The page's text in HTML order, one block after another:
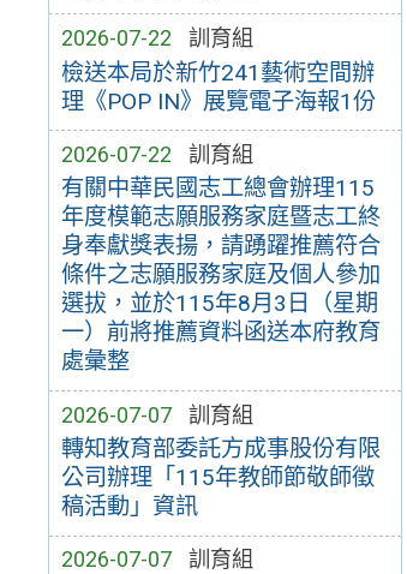
2026-07-22 訓育組
檢送本局於新竹241藝術空間辦
理《POP IN》展覽電子海報1份
2026-07-22 訓育組
有關中華民國志工總會辦理115
年度模範志願服務家庭暨志工終
身奉獻獎表揚，請踴躍推薦符合
條件之志願服務家庭及個人參加
選拔，並於115年8月3日（星期
一）前將推薦資料函送本府教育
處彙整
2026-07-07 訓育組
轉知教育部委託方成事股份有限
公司辦理「115年教師節敬師徵
稿活動」資訊
2026-07-07 訓育組